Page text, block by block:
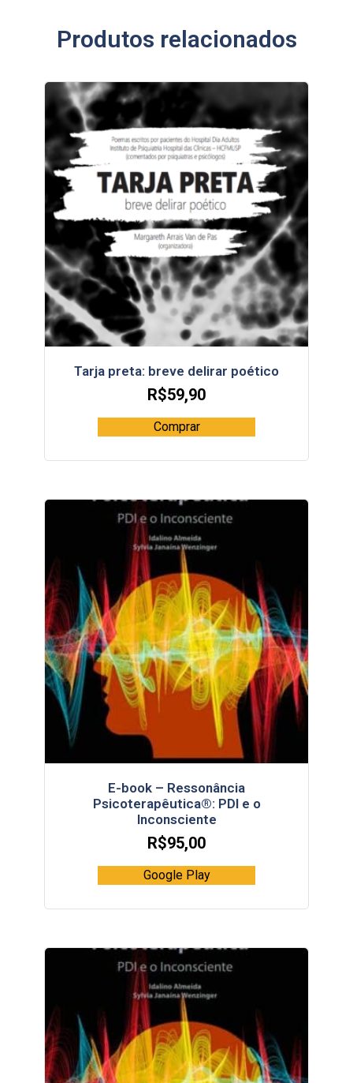
Produtos relacionados
Tarja preta: breve delirar poético
R$59,90
Comprar
E-book – Ressonância
Psicoterapêutica®: PDI e o
Inconsciente
R$95,00
Google Play